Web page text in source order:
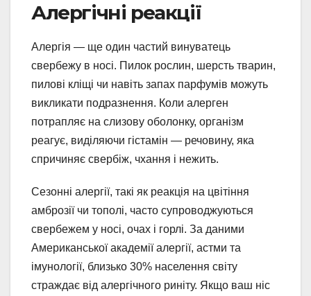
Алергічні реакції
Алергія — ще один частий винуватець
свербежу в носі. Пилок рослин, шерсть тварин,
пилові кліщі чи навіть запах парфумів можуть
викликати подразнення. Коли алерген
потрапляє на слизову оболонку, організм
реагує, виділяючи гістамін — речовину, яка
спричиняє свербіж, чхання і нежить.
Сезонні алергії, такі як реакція на цвітіння
амброзії чи тополі, часто супроводжуються
свербежем у носі, очах і горлі. За даними
Американської академії алергії, астми та
імунології, близько 30% населення світу
страждає від алергічного риніту. Якщо ваш ніс